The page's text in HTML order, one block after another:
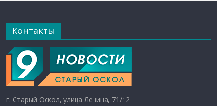
Контакты
г. Старый Оскол, улица Ленина, 71/12